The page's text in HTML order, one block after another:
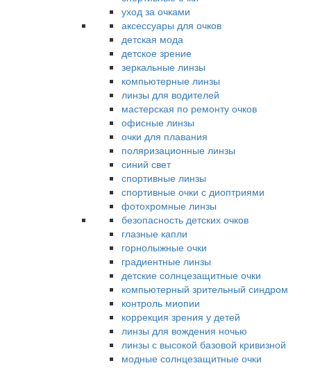
уход за очками
аксессуары для очков
детская мода
детское зрение
зеркальные линзы
компьютерные линзы
линзы для водителей
мастерская по ремонту очков
офисные линзы
очки для плавания
поляризационные линзы
синий свет
спортивные линзы
спортивные очки с диоптриями
фотохромные линзы
безопасность детских очков
глазные капли
горнолыжные очки
градиентные линзы
детские солнцезащитные очки
компьютерный зрительный синдром
контроль миопии
коррекция зрения у детей
линзы для вождения ночью
линзы с высокой базовой кривизной
модные солнцезащитные очки